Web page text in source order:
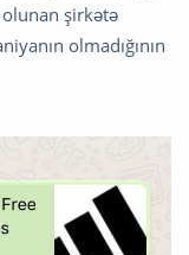
şirkətə
olmadığının